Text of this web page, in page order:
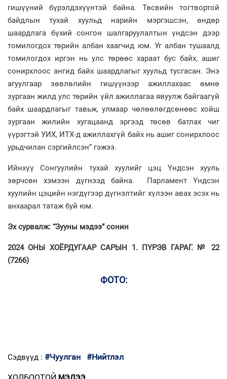
гишүүний бүрэлдэхүүнтэй байна. Төсвийн тогтвортой
байдлын тухай хуульд нарийн мэргэшсэн, өндөр
шаардлага бүхий сонгон шалгаруулалтын үндсэн дээр
томилогдох төрийн албан хаагчид юм. Уг албан тушаалд
томилогдох иргэн нь улс төрөөс хараат бус байх, ашиг
сонирхлоос ангид байх шаардлагыг хуульд тусгасан. Энэ
агуулгаар зөвлөлийн гишүүнээр ажиллахаас өмнө
зургаан жилд улс төрийн үйл ажиллагаа явуулж байгаагүй
байх шаардлагыг тавьж, улмаар чөлөөлөгдсөнөөс хойш
зургаан жилийн хугацаанд эргээд төсөв батлах чиг
үүрэгтэй УИХ, ИТХ-д ажиллахгүй байх нь ашиг сонирхлоос
урьдчилан сэргийлсэн” гэжээ.
Ийнхүү Сонгуулийн тухай хуулийг цэц Үндсэн хууль
зөрчсөн хэмээн дүгнээд байна. Парламент Үндсэн
хуулийн цэцийн нэгдүгээр дүгнэлтийг хүлээн авах эсэх нь
анхаарал татаж буй юм.
Эх сурвалж: “Зууны мэдээ” сонин
2024 ОНЫ ХОЁРДУГААР САРЫН 1. ПҮРЭВ ГАРАГ. № 22
(7266)
ФОТО:
Сэдвүүд : #Чуулган #Нийтлэл